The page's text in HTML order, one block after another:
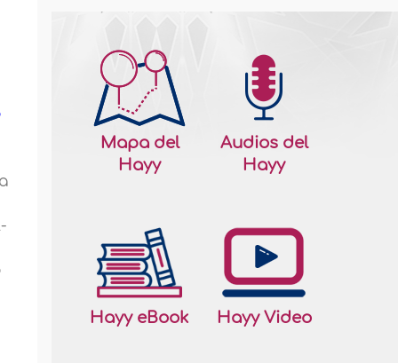
Mapa del
Hayy
Audios del
Hayy
Hayy eBook Hayy Video